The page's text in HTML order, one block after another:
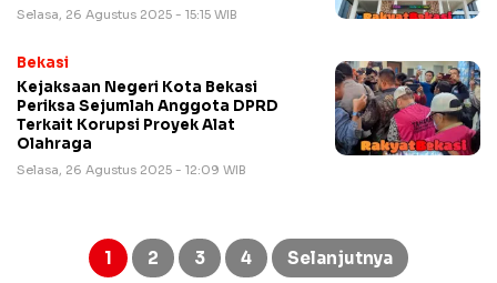
Selasa, 26 Agustus 2025 - 15:15 WIB
Bekasi
Kejaksaan Negeri Kota Bekasi
Periksa Sejumlah Anggota DPRD
Terkait Korupsi Proyek Alat
Olahraga
Selasa, 26 Agustus 2025 - 12:09 WIB
Paginasi
1 2 3 4 Selanjutnya